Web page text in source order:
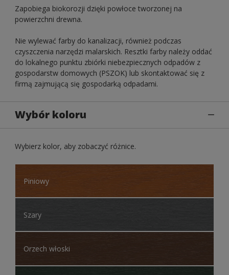
Zapobiega biokorozji dzięki powłoce tworzonej na
powierzchni drewna.
Nie wylewać farby do kanalizacji, również podczas
czyszczenia narzędzi malarskich. Resztki farby należy oddać
do lokalnego punktu zbiórki niebezpiecznych odpadów z
gospodarstw domowych (PSZOK) lub skontaktować się z
firmą zajmującą się gospodarką odpadami.
Wybór koloru
Wybierz kolor, aby zobaczyć różnice.
Piniowy
Szary
Orzech włoski